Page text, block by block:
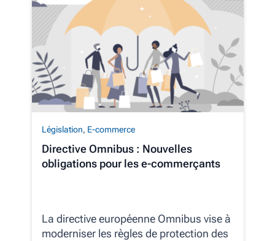
Législation, E-commerce
Directive Omnibus : Nouvelles
obligations pour les e-commerçants
La directive européenne Omnibus vise à
moderniser les règles de protection des